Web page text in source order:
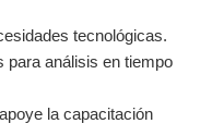
tecnológicas.
para análisis en tiempo
la capacitación